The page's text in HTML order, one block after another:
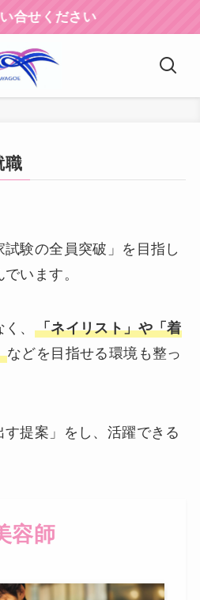
ださい
職
験の全員突破」を目指し
います。
、 「ネイリスト」や「着
などを目指せる環境も整っ
す提案」をし、活躍できる
容師